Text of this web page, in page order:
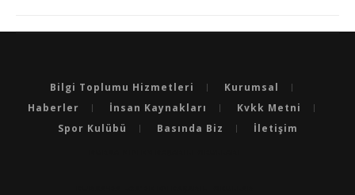
Bilgi Toplumu Hizmetleri
Kurumsal
Haberler
İnsan Kaynakları
Kvkk Metni
Spor Kulübü
Basında Biz İletişim